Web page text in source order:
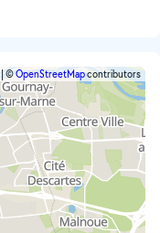
|©OpenStreetMapcontributors